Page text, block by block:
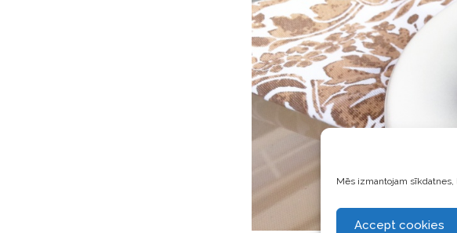
Mēs izmantojam
Accept cookies